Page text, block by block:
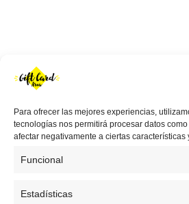
Para ofrecer las mejores experiencias,
tecnologías nos permitirá procesar datos
afectar negativamente a ciertas características
Funcional
Estadísticas